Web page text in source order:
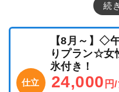
続
仕立
【8月～】◇
りプラン☆女
氷付き！
24,000 円